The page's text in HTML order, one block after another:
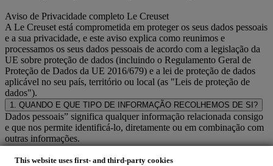
This website uses first- and third-party cookies
Aviso de Privacidade completo Le Creuset
A Le Creuset está comprometida em proteger os seus dados pessoais
e a sua privacidade, e este aviso explica como reunimos e
processamos os seus dados pessoais de acordo com a legislação da
UE sobre proteção de dados (incluindo o Regulamento Geral de
Proteção de Dados da UE 2016/679) e a lei de proteção de dados
aplicável no seu país, território ou local (as "Leis de proteção de
dados").
1. QUANDO E QUE TIPO DE INFORMAÇÃO RECOLHEMOS DE SI?
Dados pessoais” significa qualquer informação relacionada consigo
e que nos permite identificá-lo, diretamente ou em combinação com
outras informações.
Crianças: este site não se destina a crianças e não reunimos
intencionalmente dados relacionados a crianças.